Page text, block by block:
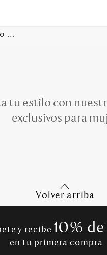
...
tu estilo con
exclusivos para
Volver arriba
y recibe 10%
en tu primera compra